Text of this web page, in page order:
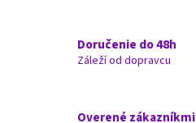
Doručenie do 48h
Záleží od dopravcu
Overené zákazníkmi